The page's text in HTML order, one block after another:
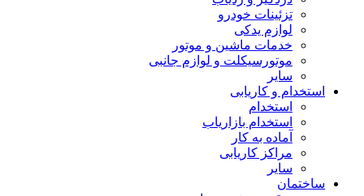
تزئینات خودرو
لوازم یدکی
خدمات ماشین و موتور
موتورسیکلت و لوازم جانبی
سایر
استخدام و کاریابی
استخدام
استخدام بازاریاب
آماده به کار
مراکز کاریابی
سایر
ساختمان